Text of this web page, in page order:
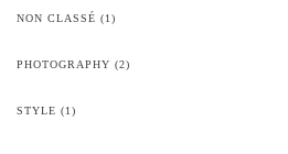
NON CLASSÉ (1)
PHOTOGRAPHY (2)
STYLE (1)